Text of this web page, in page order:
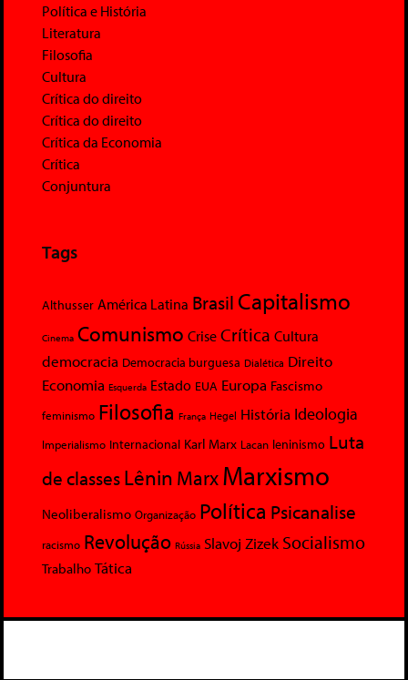
Política e História
Literatura
Filosofia
Cultura
Crítica do direito
Crítica do direito
Crítica da Economia
Crítica
Conjuntura
Tags
Althusser América Latina Brasil Capitalismo
Cinema Comunismo Crise Crítica Cultura
democracia Democracia burguesa Dialética Direito
Economia Esquerda Estado EUA Europa Fascismo
feminismo Filosofia França Hegel História Ideologia
Imperialismo Internacional Karl Marx Lacan leninismo Luta
de classesLênin MarxMarxismo
Neoliberalismo Organização Política Psicanalise
racismo Revolução Rússia Slavoj Zizek Socialismo
Trabalho Tática